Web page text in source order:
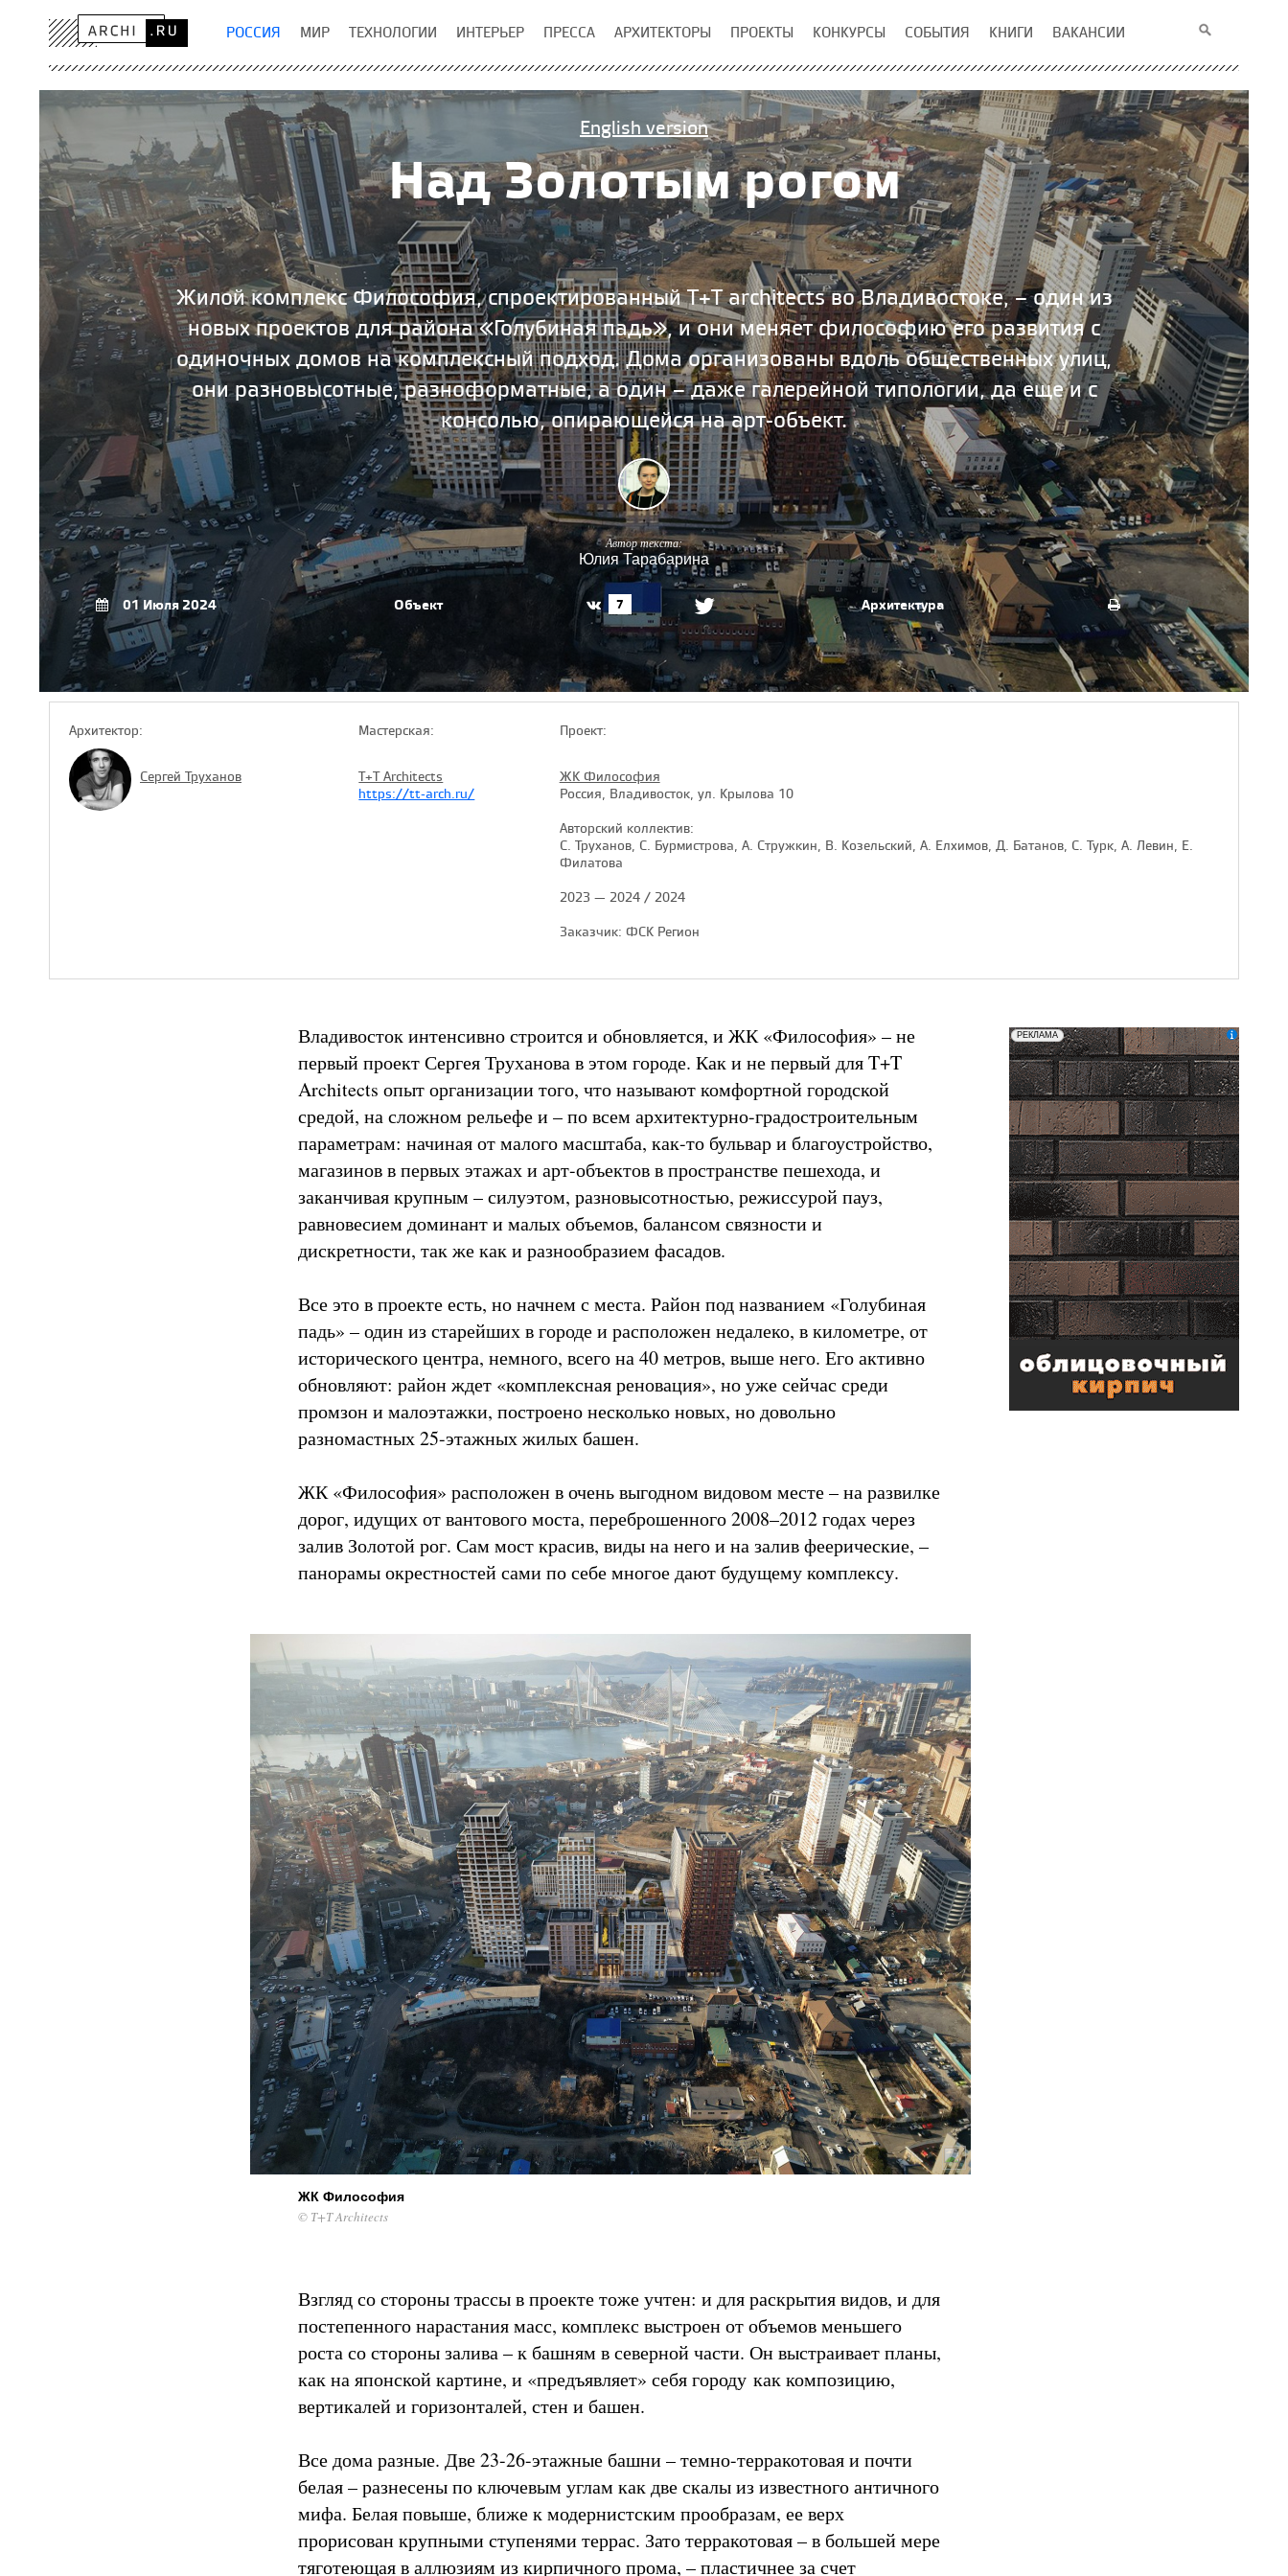
РОССИЯ МИР ТЕХНОЛОГИИ ИНТЕРЬЕР ПРЕССА АРХИТЕКТОРЫ ПРОЕКТЫ КОНКУРСЫ СОБЫТИЯ КНИГИ ВАКАНСИИ
English version
Над Золотым рогом
Жилой комплекс Философия, спроектированный T+T architects во Владивостоке, – один из
новых проектов для района «Голубиная падь», и они меняет философию его развития с
одиночных домов на комплексный подход. Дома организованы вдоль общественных улиц,
они разновысотные, разноформатные, а один – даже галерейной типологии, да еще и с
консолью, опирающейся на арт-объект.
Автор текста:
Юлия Тарабарина
01 Июля 2024 Объект 7 Архитектура
Архитектор:
Сергей Труханов
Мастерская:
T+T Architects
https://tt-arch.ru/
Проект:
ЖК Философия
Россия, Владивосток, ул. Крылова 10
Авторский коллектив:
С. Труханов, С. Бурмистрова, А. Стружкин, В. Козельский, А. Елхимов, Д. Батанов, С. Турк, А. Левин, Е.
Филатова
2023 — 2024 / 2024
Заказчик: ФСК Регион
Владивосток интенсивно строится и обновляется, и ЖК «Философия» – не
первый проект Сергея Труханова в этом городе. Как и не первый для T+T
Architects опыт организации того, что называют комфортной городской
средой, на сложном рельефе и – по всем архитектурно-градостроительным
параметрам: начиная от малого масштаба, как-то бульвар и благоустройство,
магазинов в первых этажах и арт-объектов в пространстве пешехода, и
заканчивая крупным – силуэтом, разновысотностью, режиссурой пауз,
равновесием доминант и малых объемов, балансом связности и
дискретности, так же как и разнообразием фасадов.
Все это в проекте есть, но начнем с места. Район под названием «Голубиная
падь» – один из старейших в городе и расположен недалеко, в километре, от
исторического центра, немного, всего на 40 метров, выше него. Его активно
обновляют: район ждет «комплексная реновация», но уже сейчас среди
промзон и малоэтажки, построено несколько новых, но довольно
разномастных 25-этажных жилых башен.
ЖК «Философия» расположен в очень выгодном видовом месте – на развилке
дорог, идущих от вантового моста, переброшенного 2008–2012 годах через
залив Золотой рог. Сам мост красив, виды на него и на залив феерические, –
панорамы окрестностей сами по себе многое дают будущему комплексу.
ЖК Философия
© Т+Т Architects
Взгляд со стороны трассы в проекте тоже учтен: и для раскрытия видов, и для
постепенного нарастания масс, комплекс выстроен от объемов меньшего
роста со стороны залива – к башням в северной части. Он выстраивает планы,
как на японской картине, и «предъявляет» себя городу как композицию,
вертикалей и горизонталей, стен и башен.
Все дома разные. Две 23-26-этажные башни – темно-терракотовая и почти
белая – разнесены по ключевым углам как две скалы из известного античного
мифа. Белая повыше, ближе к модернистским прообразам, ее верх
прорисован крупными ступенями террас. Зато терракотовая – в большей мере
тяготеющая в аллюзиям из кирпичного прома, – пластичнее за счет
erid: LatgCAXLX
РЕКЛАМА
ООО «ТД БРАЕР»